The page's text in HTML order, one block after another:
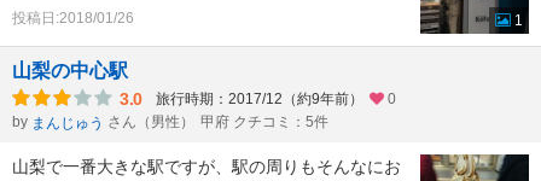
投稿日:2018/01/26
1
山梨の中心駅
3.0 旅行時期：2017/12（約9年前）
0
by まんじゅう さん（男性） 甲府 クチコミ：5件
山梨で一番大きな駅ですが、駅の周りもそんなにお